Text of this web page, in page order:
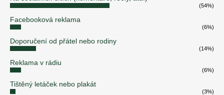
(54%)
Facebooková reklama
(6%)
Doporučení od přátel nebo rodiny
(14%)
Reklama v rádiu
(6%)
Tištěný letáček nebo plakát
(3%)